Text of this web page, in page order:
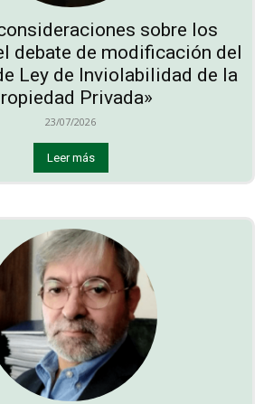
sobre los
debate de modificación del
Ley de Inviolabilidad de la
Privada»
23/07/2026
Leer más